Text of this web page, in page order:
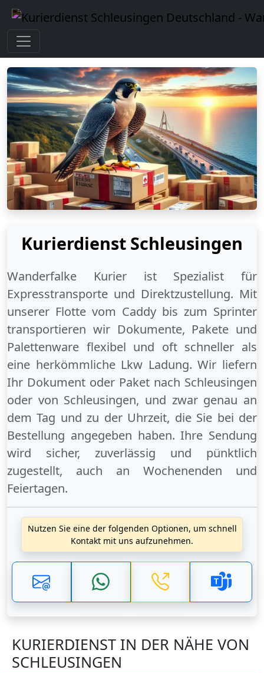
Kurierdienst Schleusingen
Wanderfalke Kurier ist Spezialist für
Expresstransporte und Direktzustellung. Mit
unserer Flotte vom Caddy bis zum Sprinter
transportieren wir Dokumente, Pakete und
Palettenware flexibel und oft schneller als
eine herkömmliche Lkw Ladung. Wir liefern
Ihr Dokument oder Paket nach Schleusingen
oder von Schleusingen, und zwar genau an
dem Tag und zu der Uhrzeit, die Sie bei der
Bestellung angegeben haben. Ihre Sendung
wird sicher, zuverlässig und pünktlich
zugestellt, auch an Wochenenden und
Feiertagen.
Nutzen Sie eine der folgenden Optionen, um schnell
Kontakt mit uns aufzunehmen.
KURIERDIENST IN DER NÄHE VON
SCHLEUSINGEN